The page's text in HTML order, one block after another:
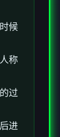
候
称
过
进